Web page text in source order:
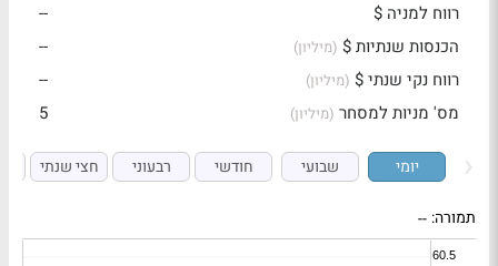
רווח למניה $
--
הכנסות שנתיות $ (מיליון)
--
רווח נקי שנתי $ (מיליון)
--
מס' מניות למסחר (מיליון) 5
יומי שבועי חודשי רבעוני חצי שנתי
תמורה: --